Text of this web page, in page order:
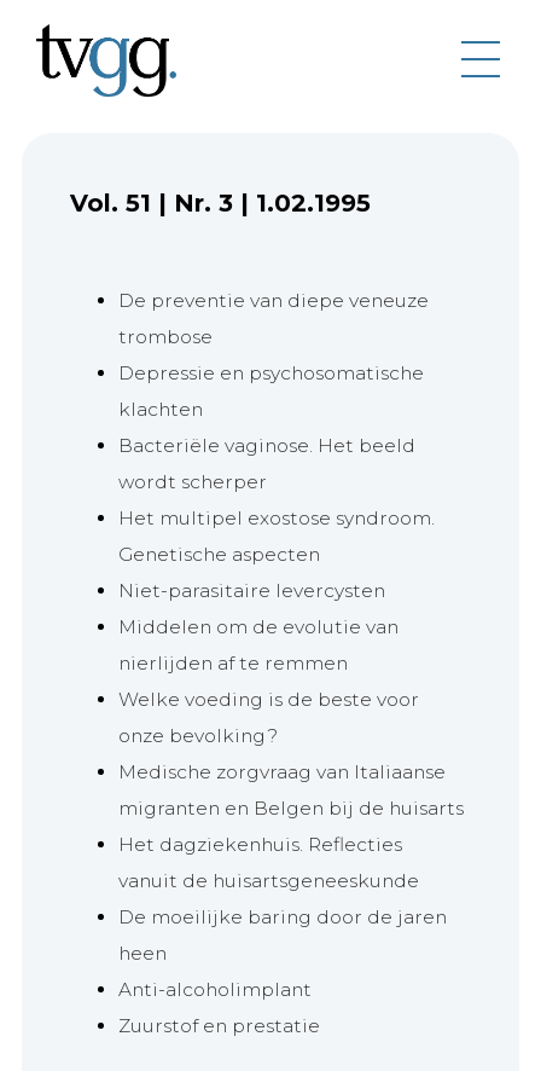
Vol. 51 | Nr. 3 | 1.02.1995
De preventie van diepe veneuze
trombose
Depressie en psychosomatische
klachten
Bacteriële vaginose. Het beeld
wordt scherper
Het multipel exostose syndroom.
Genetische aspecten
Niet-parasitaire levercysten
Middelen om de evolutie van
nierlijden af te remmen
Welke voeding is de beste voor
onze bevolking?
Medische zorgvraag van Italiaanse
migranten en Belgen bij de huisarts
Het dagziekenhuis. Reflecties
vanuit de huisartsgeneeskunde
De moeilijke baring door de jaren
heen
Anti-alcoholimplant
Zuurstof en prestatie